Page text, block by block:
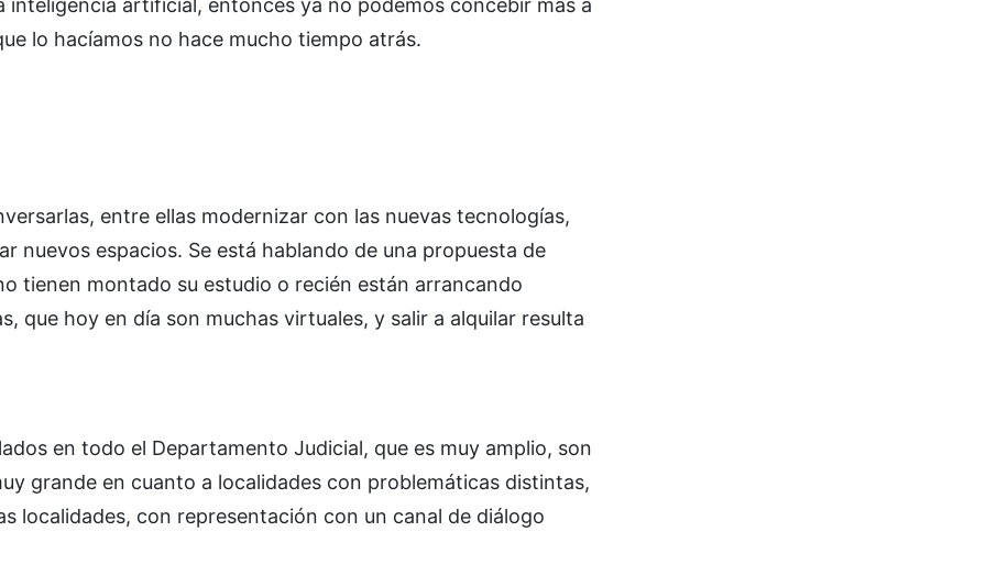
lo hacíamos no hace mucho tiempo atrás.
entre ellas modernizar con las nuevas tecnologías,
espacios. Se está hablando de una propuesta de
tienen montado su estudio o recién están arrancando
que hoy en día son muchas virtuales, y salir a alquilar resulta
en todo el Departamento Judicial, que es muy amplio, son
grande en cuanto a localidades con problemáticas distintas,
localidades, con representación con un canal de diálogo